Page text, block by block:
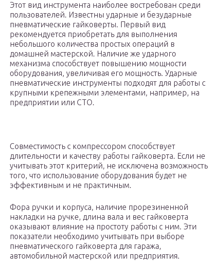
Этот вид инструмента наиболее востребован среди
пользователей. Известны ударные и безударные
пневматические гайковерты. Первый вид
рекомендуется приобретать для выполнения
небольшого количества простых операций в
домашней мастерской. Наличие же ударного
механизма способствует повышению мощности
оборудования, увеличивая его мощность. Ударные
пневматические инструменты подходят для работы с
крупными крепежными элементами, например, на
предприятии или СТО.
Совместимость с компрессором способствует
длительности и качеству работы гайковерта. Если не
учитывать этот критерий, не исключена возможность
того, что использование оборудования будет не
эффективным и не практичным.
Фора ручки и корпуса, наличие прорезиненной
накладки на ручке, длина вала и вес гайковерта
оказывают влияние на простоту работы с ним. Эти
показатели необходимо учитывать при выборе
пневматического гайковерта для гаража,
автомобильной мастерской или предприятия.